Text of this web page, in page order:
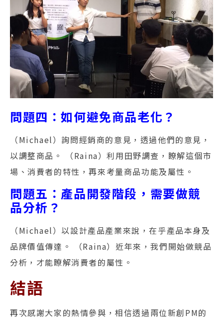
問題四：如何避免商品老化？
（Michael）詢問經銷商的意見，透過他們的意見，
以調整商品。 （Raina）利用田野調查，瞭解這個市
場、消費者的特性，再來考量商品功能及屬性。
問題五：產品開發階段，需要做競
品分析？
（Michael）以設計產品產業來說，在乎產品本身及
品牌價值傳達。 （Raina）近年來，我們開始做競品
分析，才能瞭解消費者的屬性。
結語
再次感謝大家的熱情參與，相信透過兩位新創PM的